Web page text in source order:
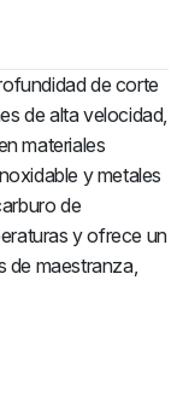
de corte
de alta velocidad,
materiales
y metales
de
y ofrece un
de maestranza,